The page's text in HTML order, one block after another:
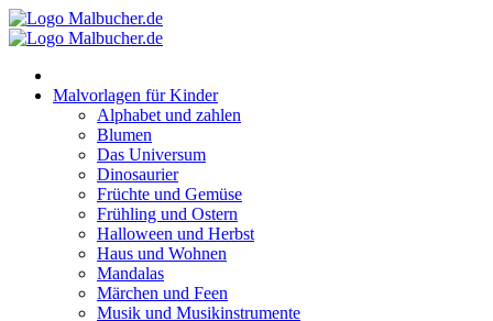
Zum
Inhalt
Malvorlagen für Kinder
Alphabet und zahlen
Blumen
Das Universum
Dinosaurier
Früchte und Gemüse
Frühling und Ostern
Halloween und Herbst
Haus und Wohnen
Mandalas
Märchen und Feen
Musik und Musikinstrumente